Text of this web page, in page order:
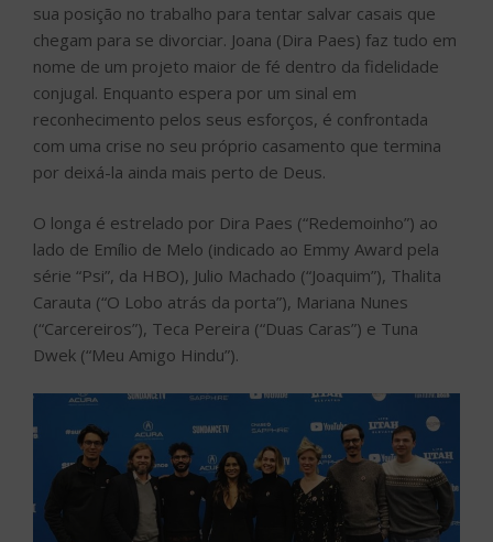
sua posição no trabalho para tentar salvar casais que
chegam para se divorciar. Joana (Dira Paes) faz tudo em
nome de um projeto maior de fé dentro da fidelidade
conjugal. Enquanto espera por um sinal em
reconhecimento pelos seus esforços, é confrontada
com uma crise no seu próprio casamento que termina
por deixá-la ainda mais perto de Deus.
O longa é estrelado por Dira Paes (“Redemoinho”) ao
lado de Emílio de Melo (indicado ao Emmy Award pela
série “Psi”, da HBO), Julio Machado (“Joaquim”), Thalita
Carauta (“O Lobo atrás da porta”), Mariana Nunes
(“Carcereiros”), Teca Pereira (“Duas Caras”) e Tuna
Dwek (“Meu Amigo Hindu”).